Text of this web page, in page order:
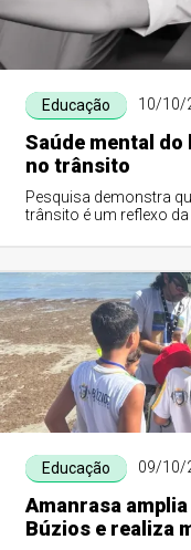
Educação 10/10/
Saúde mental
no trânsito
Pesquisa demonstra
trânsito é um reflexo
Educação 09/10/
Amanrasa
Búzios e realiza